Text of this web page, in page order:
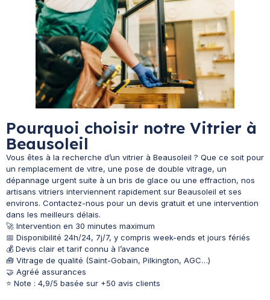
Pourquoi choisir notre Vitrier à
Beausoleil
Vous êtes à la recherche d’un vitrier à Beausoleil ? Que ce soit pour
un remplacement de vitre, une pose de double vitrage, un
dépannage urgent suite à un bris de glace ou une effraction, nos
artisans vitriers interviennent rapidement sur Beausoleil et ses
environs. Contactez-nous pour un devis gratuit et une intervention
dans les meilleurs délais.
🚀 Intervention en 30 minutes maximum
📅 Disponibilité 24h/24, 7j/7, y compris week-ends et jours fériés
💰 Devis clair et tarif connu à l’avance
🧰 Vitrage de qualité (Saint-Gobain, Pilkington, AGC…)
🤝 Agréé assurances
⭐ Note : 4,9/5 basée sur +50 avis clients